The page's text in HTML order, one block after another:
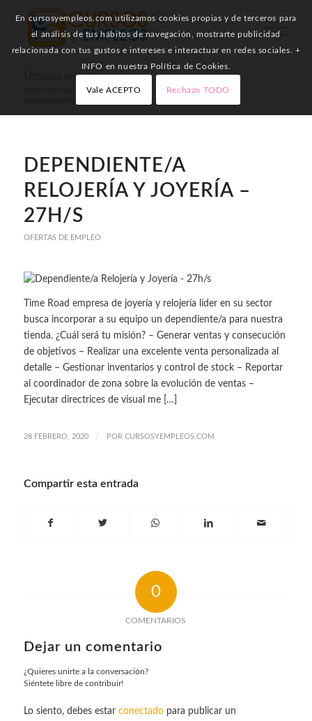
Últimas entradas
Inicio / Ofertas de Empleo /
DEPENDIENTE/A
RELOJERÍA Y JOYERÍA –
27H/S
OFERTAS DE EMPLEO
Time Road empresa de joyería y relojería líder en su sector
busca incorporar a su equipo un dependiente/a para nuestra
tienda. ¿Cuál será tu misión? – Generar ventas y consecución
de objetivos – Realizar una excelente venta personalizada al
detalle – Gestionar inventarios y control de stock – Reportar
al coordinador de zona sobre la evolución de ventas –
Ejecutar directrices de visual me […]
28 FEBRERO, 2020 / POR CURSOSYEMPLEOS.COM
Compartir esta entrada
0
COMENTARIOS
Dejar un comentario
¿Quieres unirte a la conversación?
Siéntete libre de contribuir!
Lo siento, debes estar conectadopara publicar un
En cursosyempleos.com utilizamos cookies propias y de terceros para
el análisis de tus hábitos de navegación, mostrarte publicidad
relacionada con tus gustos e intereses e interactuar en redes sociales. +
INFO en nuestra Política de Cookies.
Vale ACEPTO Rechazo TODO